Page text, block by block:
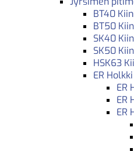
BT40
BT50
SK40
SK50
HSK63
ER
ER
ER
ER